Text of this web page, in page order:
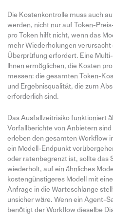
Die Kostenkontrolle muss auch
werden, nicht nur auf Token-
pro Token hilft nicht, wenn das
mehr Wiederholungen verursacht
Überprüfung erfordert. Eine
Ihnen ermöglichen, die Kosten
messen: die gesamten Token-
und Ergebnisqualität, die zum
erforderlich sind.
Das Ausfallzeitrisiko funktioniert
Vorfallberichte von Anbietern
erleben den gesamten Workflow
ein Modell-Endpunkt
oder ratenbegrenzt ist, sollte das
wiederholt, auf ein ähnliches
kostengünstigeres Modell mit
Anfrage in die Warteschlange
unsicher wäre. Wenn ein Agent-
benötigt der Workflow dieselbe